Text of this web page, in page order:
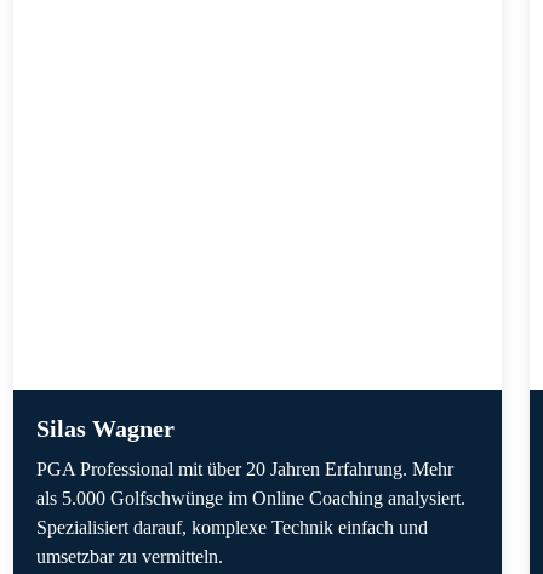
Silas Wagner
PGA Professional mit über 20 Jahren Erfahrung. Mehr
als 5.000 Golfschwünge im Online Coaching analysiert.
Spezialisiert darauf, komplexe Technik einfach und
umsetzbar zu vermitteln.